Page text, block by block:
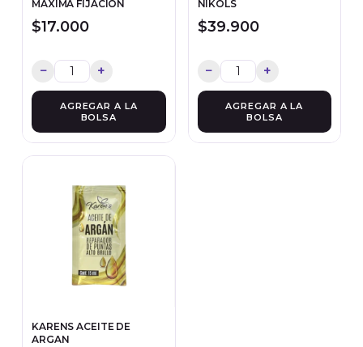
MÁXIMA FIJACIÓN
$17.000
− +
AGREGAR A LA
BOLSA
NIKOLS
$39.900
− +
AGREGAR A LA
BOLSA
KARENS ACEITE DE
ARGAN